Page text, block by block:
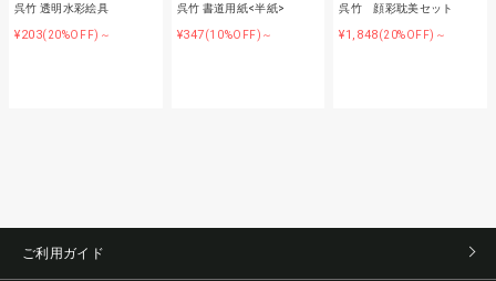
呉竹 透明水彩絵具
¥203(20%OFF)～
呉竹 書道用紙<半紙>
¥347(10%OFF)～
呉竹 顔彩耽美セット
¥1,848(20%OFF)～
ご利用ガイド